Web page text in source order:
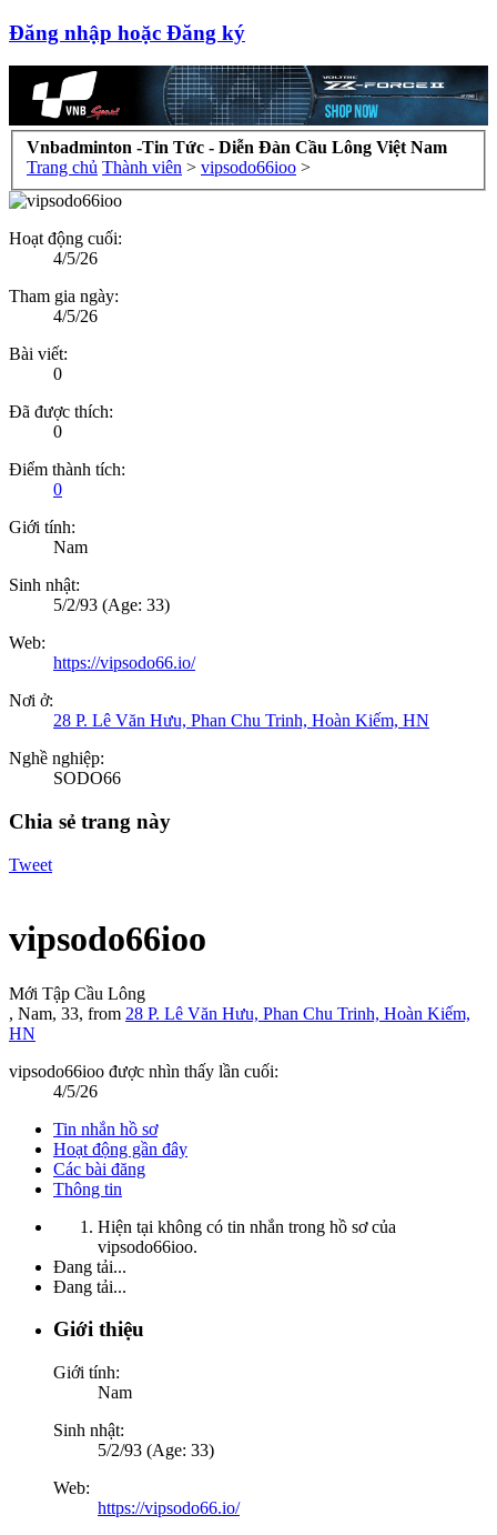
Đăng nhập hoặc Đăng ký
Vnbadminton -Tin Tức - Diễn Đàn Cầu Lông Việt Nam
Trang chủ Thành viên > vipsodo66ioo >
Hoạt động cuối:
4/5/26
Tham gia ngày:
4/5/26
Bài viết:
0
Đã được thích:
0
Điểm thành tích:
0
Giới tính:
Nam
Sinh nhật:
5/2/93 (Age: 33)
Web:
https://vipsodo66.io/
Nơi ở:
28 P. Lê Văn Hưu, Phan Chu Trinh, Hoàn Kiếm, HN
Nghề nghiệp:
SODO66
Chia sẻ trang này
Tweet
vipsodo66ioo
Mới Tập Cầu Lông
, Nam, 33, from 28 P. Lê Văn Hưu, Phan Chu Trinh, Hoàn Kiếm,
HN
vipsodo66ioo được nhìn thấy lần cuối:
4/5/26
Tin nhắn hồ sơ
Hoạt động gần đây
Các bài đăng
Thông tin
Hiện tại không có tin nhắn trong hồ sơ của
vipsodo66ioo.
Đang tải...
Đang tải...
Giới thiệu
Giới tính:
Nam
Sinh nhật:
5/2/93 (Age: 33)
Web:
https://vipsodo66.io/